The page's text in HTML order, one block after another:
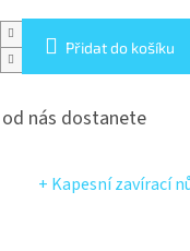
Přidat do košíku
nás dostanete
+ Kapesní zavírací